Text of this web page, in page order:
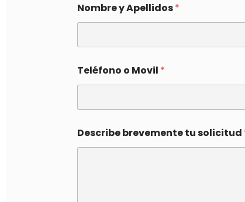
Nombre y Apellidos*
Teléfono o Movil *
Describe brevemente tu solicitud